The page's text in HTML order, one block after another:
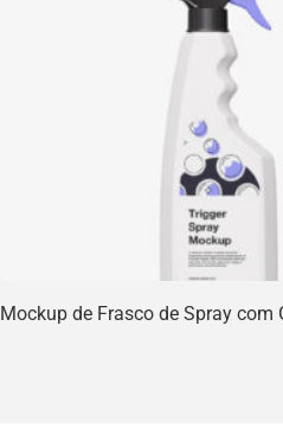
Mockup de Frasco de Spray com